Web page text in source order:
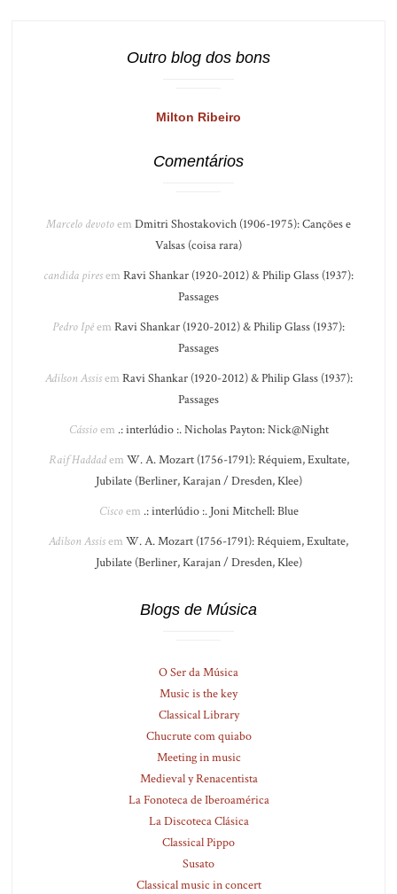
Outro blog dos bons
Milton Ribeiro
Comentários
Marcelo devotoem Dmitri Shostakovich (1906-1975): Canções e
Valsas (coisa rara)
candida piresem Ravi Shankar (1920-2012) & Philip Glass (1937):
Passages
Pedro Ipêem Ravi Shankar (1920-2012) & Philip Glass (1937):
Passages
Adilson Assisem Ravi Shankar (1920-2012) & Philip Glass (1937):
Passages
Cássioem .: interlúdio :. Nicholas Payton: Nick@Night
Raif Haddadem W. A. Mozart (1756-1791): Réquiem, Exultate,
Jubilate (Berliner, Karajan / Dresden, Klee)
Ciscoem .: interlúdio :. Joni Mitchell: Blue
Adilson Assisem W. A. Mozart (1756-1791): Réquiem, Exultate,
Jubilate (Berliner, Karajan / Dresden, Klee)
Blogs de Música
O Ser da Música
Music is the key
Classical Library
Chucrute com quiabo
Meeting in music
Medieval y Renacentista
La Fonoteca de Iberoamérica
La Discoteca Clásica
Classical Pippo
Susato
Classical music in concert